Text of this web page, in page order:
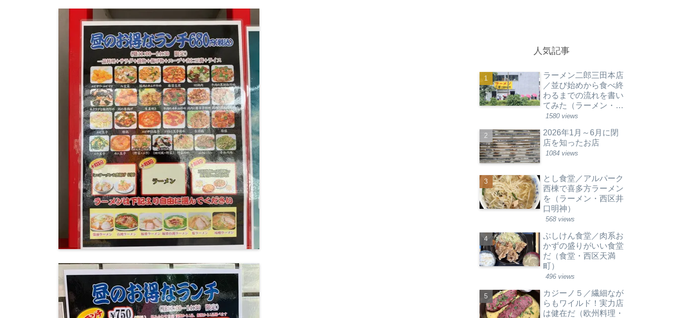
人気記事
ラーメン二郎三田本店
／並び始めから食べ終
わるまでの流れを書い
てみた（ラーメン・東
京都港区）
1580 views
2026年1月～6月に閉
店を知ったお店
1084 views
とし食堂／アルパーク
西棟で喜多方ラーメン
を（ラーメン・西区井
口明神）
568 views
ぶしけん食堂／肉系お
かずの盛りがいい食堂
だ（食堂・西区天満
町）
496 views
カジーノ５／繊細なが
らもワイルド！実力店
は健在だ（欧州料理・